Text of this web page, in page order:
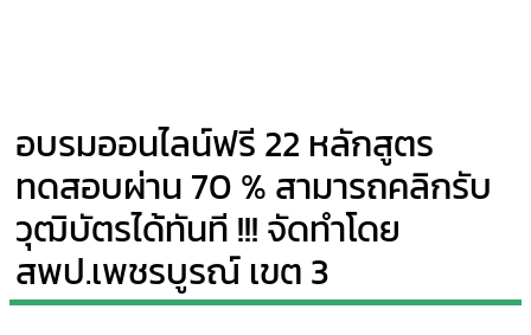
อบรมออนไลน์ฟรี 22 หลักสูตร
ทดสอบผ่าน 70 % สามารถคลิกรับ
วุฒิบัตรได้ทันที !!! จัดทำโดย
สพป.เพชรบูรณ์ เขต 3